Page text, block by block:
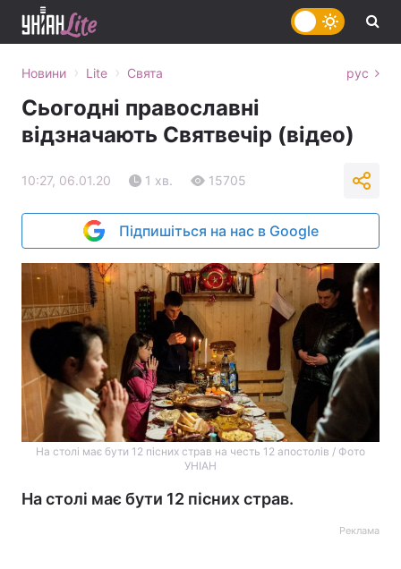
Новини › Lite › Свята рус
Сьогодні православні
відзначають Святвечір (відео)
10:27, 06.01.20 1 хв. 15705
Підпишіться на нас в Google
На столі має бути 12 пісних страв на честь 12 апостолів / Фото
УНІАН
На столі має бути 12 пісних страв.
Реклама